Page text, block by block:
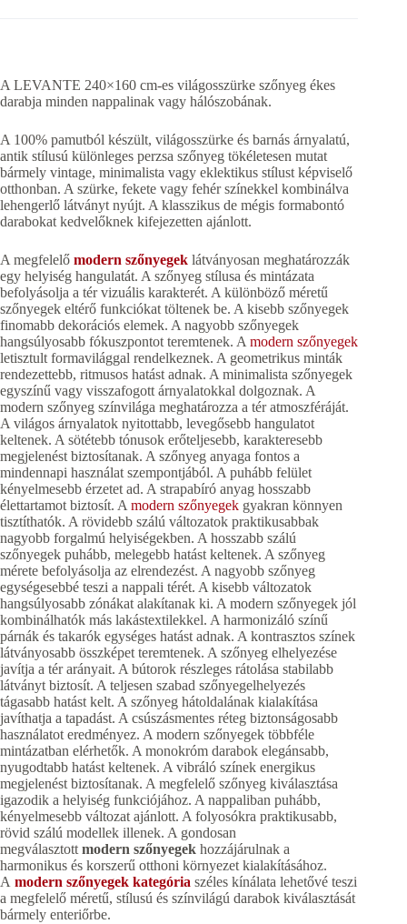
A LEVANTE 240×160 cm-es világosszürke szőnyeg ékes
darabja minden nappalinak vagy hálószobának.
A 100% pamutból készült, világosszürke és barnás árnyalatú,
antik stílusú különleges perzsa szőnyeg tökéletesen mutat
bármely vintage, minimalista vagy eklektikus stílust képviselő
otthonban. A szürke, fekete vagy fehér színekkel kombinálva
lehengerlő látványt nyújt. A klasszikus de mégis formabontó
darabokat kedvelőknek kifejezetten ajánlott.
A megfelelő modern szőnyegek látványosan meghatározzák
egy helyiség hangulatát. A szőnyeg stílusa és mintázata
befolyásolja a tér vizuális karakterét. A különböző méretű
szőnyegek eltérő funkciókat töltenek be. A kisebb szőnyegek
finomabb dekorációs elemek. A nagyobb szőnyegek
hangsúlyosabb fókuszpontot teremtenek. Amodern szőnyegek
letisztult formavilággal rendelkeznek. A geometrikus minták
rendezettebb, ritmusos hatást adnak. A minimalista szőnyegek
egyszínű vagy visszafogott árnyalatokkal dolgoznak. A
modern szőnyeg színvilága meghatározza a tér atmoszféráját.
A világos árnyalatok nyitottabb, levegősebb hangulatot
keltenek. A sötétebb tónusok erőteljesebb, karakteresebb
megjelenést biztosítanak. A szőnyeg anyaga fontos a
mindennapi használat szempontjából. A puhább felület
kényelmesebb érzetet ad. A strapabíró anyag hosszabb
élettartamot biztosít. Amodern szőnyegek gyakran könnyen
tisztíthatók. A rövidebb szálú változatok praktikusabbak
nagyobb forgalmú helyiségekben. A hosszabb szálú
szőnyegek puhább, melegebb hatást keltenek. A szőnyeg
mérete befolyásolja az elrendezést. A nagyobb szőnyeg
egységesebbé teszi a nappali térét. A kisebb változatok
hangsúlyosabb zónákat alakítanak ki. A modern szőnyegek jól
kombinálhatók más lakástextilekkel. A harmonizáló színű
párnák és takarók egységes hatást adnak. A kontrasztos színek
látványosabb összképet teremtenek. A szőnyeg elhelyezése
javítja a tér arányait. A bútorok részleges rátolása stabilabb
látványt biztosít. A teljesen szabad szőnyegelhelyezés
tágasabb hatást kelt. A szőnyeg hátoldalának kialakítása
javíthatja a tapadást. A csúszásmentes réteg biztonságosabb
használatot eredményez. A modern szőnyegek többféle
mintázatban elérhetők. A monokróm darabok elegánsabb,
nyugodtabb hatást keltenek. A vibráló színek energikus
megjelenést biztosítanak. A megfelelő szőnyeg kiválasztása
igazodik a helyiség funkciójához. A nappaliban puhább,
kényelmesebb változat ajánlott. A folyosókra praktikusabb,
rövid szálú modellek illenek. A gondosan
megválasztottmodern szőnyegek hozzájárulnak a
harmonikus és korszerű otthoni környezet kialakításához.
A modern szőnyegek kategória széles kínálata lehetővé teszi
a megfelelő méretű, stílusú és színvilágú darabok kiválasztását
bármely enteriőrbe.